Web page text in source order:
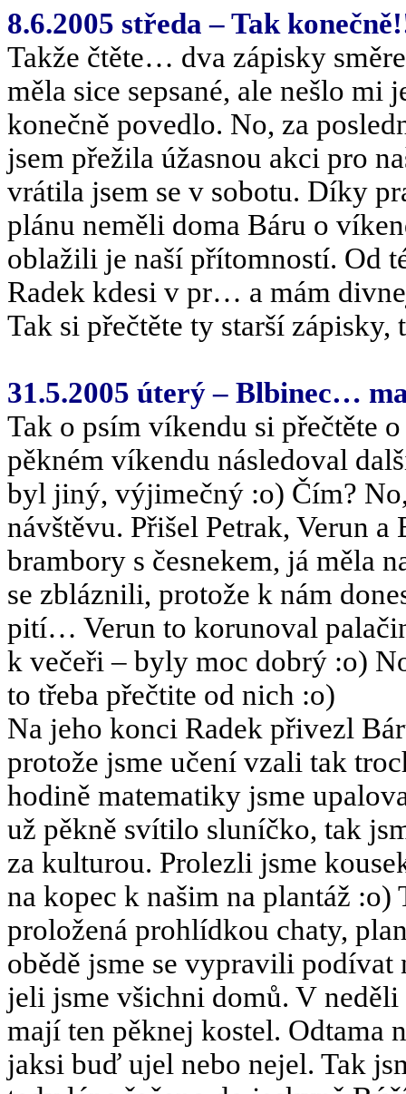
8.6.2005 středa – Tak
Takže čtěte… dva zápisky
měla sice sepsané, ale nešlo mi
konečně povedlo. No, za
jsem přežila úžasnou akci pro
vrátila jsem se v sobotu. Díky
plánu neměli doma Báru o
oblažili je naší přítomností. Od
Radek kdesi v pr… a mám
Tak si přečtěte ty starší zápisky,
31.5.2005 úterý – Blbinec…
Tak o psím víkendu si přečtěte
pěkném víkendu následoval
byl jiný, výjimečný :o) Čím?
návštěvu. Přišel Petrak, Verun
brambory s česnekem, já měla
se zbláznili, protože k nám
pití… Verun to korunoval
k večeři – byly moc dobrý :o)
to třeba přečtite od nich :o)
Na jeho konci Radek přivezl
protože jsme učení vzali tak
hodině matematiky jsme
už pěkně svítilo sluníčko, tak
za kulturou. Prolezli jsme
na kopec k našim na plantáž
proložená prohlídkou chaty,
obědě jsme se vypravili podívat
jeli jsme všichni domů. V
mají ten pěknej kostel. Odtama
jaksi buď ujel nebo nejel. Tak